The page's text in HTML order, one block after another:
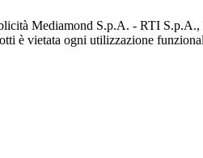
Mediamond S.p.A. - RTI S.p.A.,
è vietata ogni utilizzazione